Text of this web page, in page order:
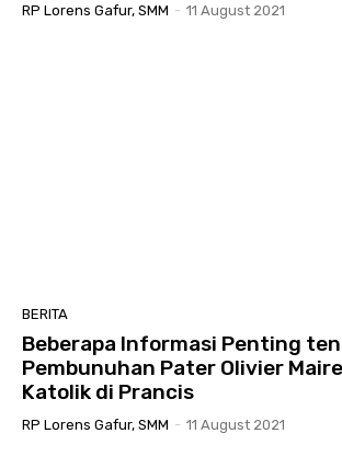
RP Lorens Gafur, SMM - 11 August 2021
BERITA
Beberapa Informasi Penting
Pembunuhan Pater Olivier
Katolik di Prancis
RP Lorens Gafur, SMM - 11 August 2021